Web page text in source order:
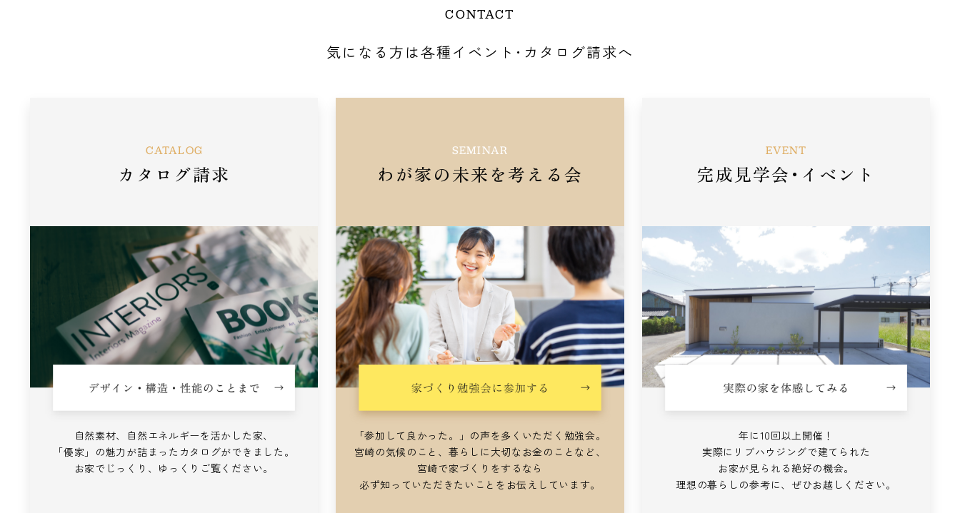
CONTACT
気になる方は各種イベント･カタログ請求へ
CATALOG
カタログ請求
自然素材、自然エネルギーを活かした家、
「優家」の魅力が詰まったカタログができました。
お家でじっくり、ゆっくりご覧ください。
SEMINAR
わが家の未来を考える会
「参加して良かった。」の声を多くいただく勉強会。
宮崎の気候のこと、暮らしに大切なお金のことなど、
宮崎で家づくりをするなら
必ず知っていただきたいことをお伝えしています。
EVENT
完成見学会･イベント
年に10回以上開催！
実際にリブハウジングで建てられた
お家が見られる絶好の機会。
理想の暮らしの参考に、ぜひお越しください。